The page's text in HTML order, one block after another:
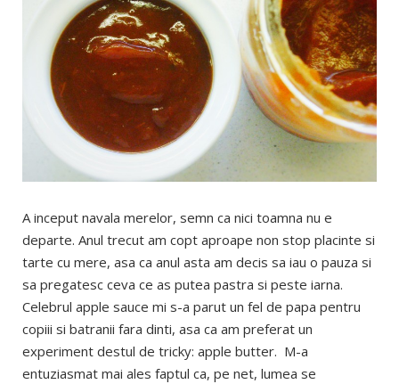
A inceput navala merelor, semn ca nici toamna nu e
departe. Anul trecut am copt aproape non stop placinte si
tarte cu mere, asa ca anul asta am decis sa iau o pauza si
sa pregatesc ceva ce as putea pastra si peste iarna.
Celebrul apple sauce mi s-a parut un fel de papa pentru
copiii si batranii fara dinti, asa ca am preferat un
experiment destul de tricky: apple butter. M-a
entuziasmat mai ales faptul ca, pe net, lumea se